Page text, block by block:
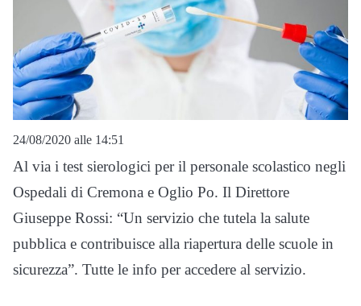
24/08/2020 alle 14:51
Al via i test sierologici per il personale scolastico negli
Ospedali di Cremona e Oglio Po. Il Direttore
Giuseppe Rossi: “Un servizio che tutela la salute
pubblica e contribuisce alla riapertura delle scuole in
sicurezza”. Tutte le info per accedere al servizio.